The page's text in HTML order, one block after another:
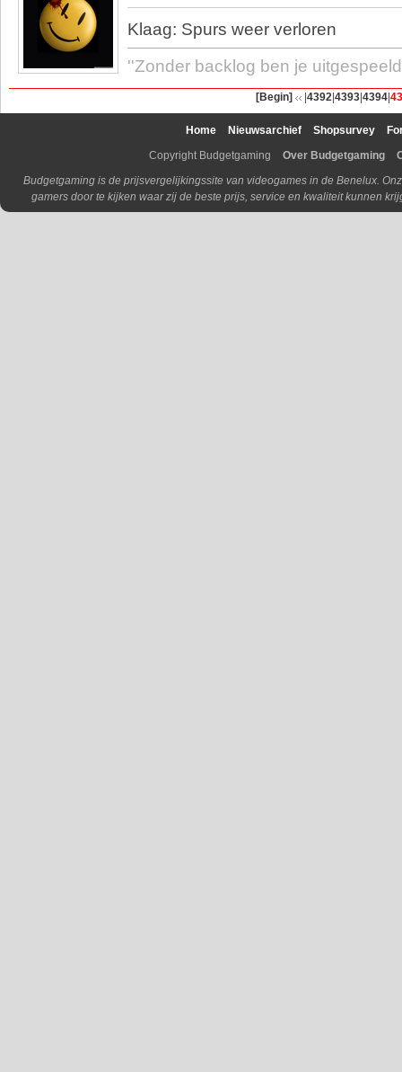
Klaag: Spurs weer verloren
''Zonder backlog ben je
[Begin] 4392 4393 4394
Home Nieuwsarchief Shopsurvey
Copyright Budgetgaming
Over Budgetgaming
Budgetgaming is de prijsvergelijkingssite van videogames in de Benelux.
gamers door te kijken waar zij de beste prijs, service en kwaliteit kunnen